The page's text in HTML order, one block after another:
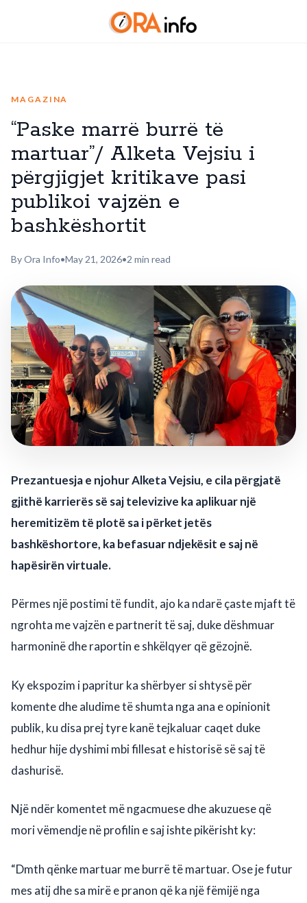
MAGAZINA
“Paske marrë burrë të
martuar”/ Alketa Vejsiu i
përgjigjet kritikave pasi
publikoi vajzën e
bashkëshortit
By Ora Info•May 21, 2026•2 min read
Prezantuesja e njohur Alketa Vejsiu, e cila përgjatë
gjithë karrierës së saj televizive ka aplikuar një
heremitizëm të plotë sa i përket jetës
bashkëshortore, ka befasuar ndjekësit e saj në
hapësirën virtuale.
Përmes një postimi të fundit, ajo ka ndarë çaste mjaft të
ngrohta me vajzën e partnerit të saj, duke dëshmuar
harmoninë dhe raportin e shkëlqyer që gëzojnë.
Ky ekspozim i papritur ka shërbyer si shtysë për
komente dhe aludime të shumta nga ana e opinionit
publik, ku disa prej tyre kanë tejkaluar caqet duke
hedhur hije dyshimi mbi fillesat e historisë së saj të
dashurisë.
Një ndër komentet më ngacmuese dhe akuzuese që
mori vëmendje në profilin e saj ishte pikërisht ky:
“Dmth qënke martuar me burrë të martuar. Ose je futur
mes atij dhe sa mirë e pranon që ka një fëmijë nga